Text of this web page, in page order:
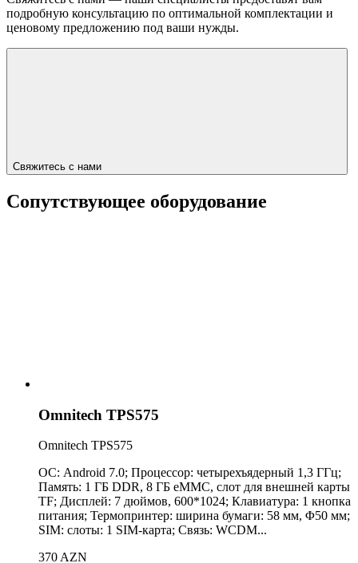
подробную консультацию по оптимальной комплектации и
ценовому предложению под ваши нужды.
Свяжитесь с нами
Сопутствующее оборудование
Omnitech TPS575
Omnitech TPS575
ОС: Android 7.0; Процессор: четырехъядерный 1,3 ГГц;
Память: 1 ГБ DDR, 8 ГБ eMMC, слот для внешней карты
TF; Дисплей: 7 дюймов, 600*1024; Клавиатура: 1 кнопка
питания; Термопринтер: ширина бумаги: 58 ​​мм, Φ50 мм;
SIM: слоты: 1 SIM-карта; Связь: WCDM...
370 AZN